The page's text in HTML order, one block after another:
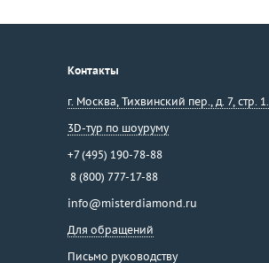
Контакты
г. Москва, Тихвинский пер., д. 7, стр. 1.
3D-тур по шоуруму
+7 (495) 190-78-88
8 (800) 777-17-88
info@misterdiamond.ru
Для обращений
Письмо руководству